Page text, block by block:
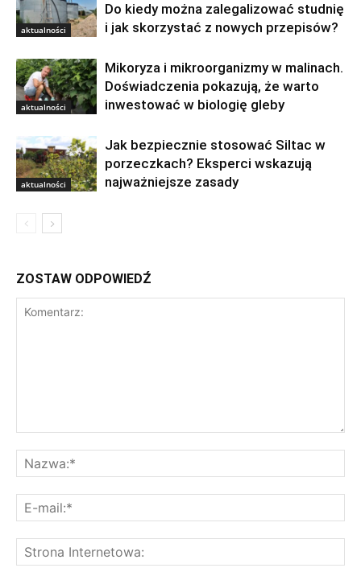
aktualności
Do kiedy można zalegalizować studnię
i jak skorzystać z nowych przepisów?
aktualności
Mikoryza i mikroorganizmy w malinach.
Doświadczenia pokazują, że warto
inwestować w biologię gleby
aktualności
Jak bezpiecznie stosować Siltac w
porzeczkach? Eksperci wskazują
najważniejsze zasady
ZOSTAW ODPOWIEDŹ